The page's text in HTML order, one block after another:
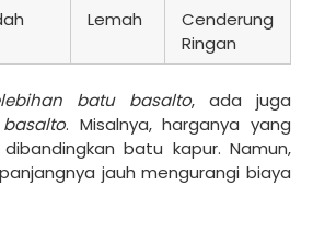
Lemah
Cenderung
Ringan
batu basalto, ada juga
. Misalnya, harganya yang
batu kapur. Namun,
jauh mengurangi biaya